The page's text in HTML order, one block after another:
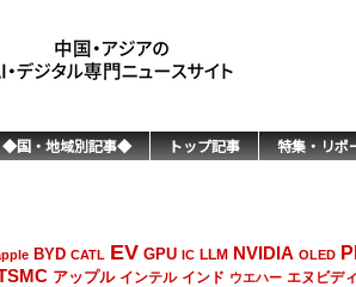
◆国・地域別記事◆ トップ記事 特集・リポ
BYD CATL EV GPU IC LLM NVIDIA OLED
アップル インテル インド ウエハー エヌビデ